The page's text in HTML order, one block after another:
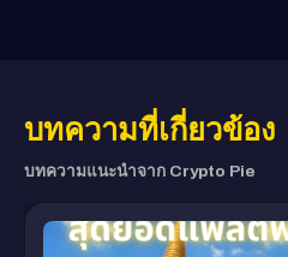
บทความที่เกี่ยวข้อง
บทความแนะนำจาก Crypto Pie